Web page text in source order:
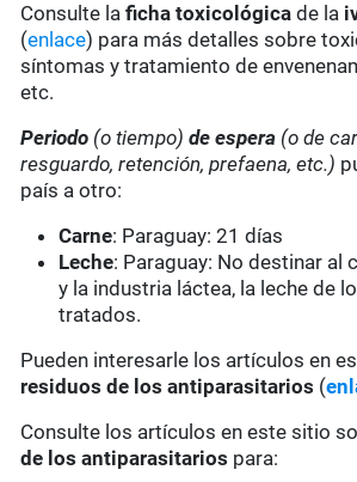
Consulte laficha toxicológica de la
(enlace) para más detalles sobre
síntomas y tratamiento de
etc.
Periodo (o tiempo) de espera (o de
resguardo, retención, prefaena, etc.)
país a otro:
Carne: Paraguay: 21 días
Leche: Paraguay: No destinar al
y la industria láctea, la leche de
tratados.
Pueden interesarle los artículos en
residuos de los antiparasitarios (
Consulte los artículos en este sitio
de los antiparasitarios para: